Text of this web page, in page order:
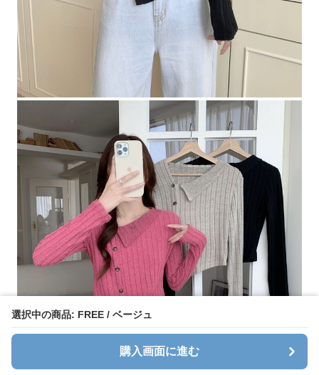
選択中の商品: FREE / ベージュ
購入画面に進む